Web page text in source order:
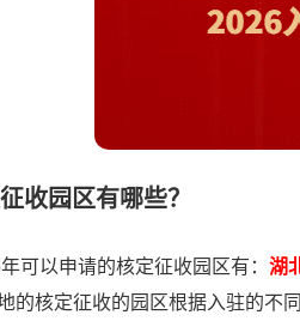
收园区有哪些？
以申请的核定征收园区有： 湖
的核定征收的园区根据入驻的不